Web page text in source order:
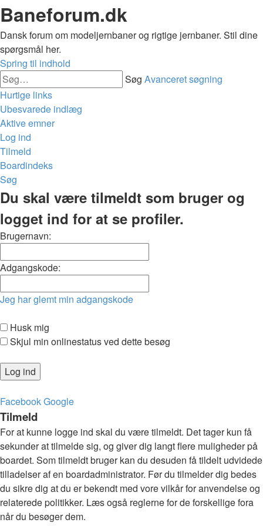
Baneforum.dk
Dansk forum om modeljernbaner og rigtige jernbaner. Stil dine
spørgsmål her.
Spring til indhold
Søg Avanceret søgning
Hurtige links
Ubesvarede indlæg
Aktive emner
Log ind
Tilmeld
Boardindeks
Søg
Du skal være tilmeldt som bruger og
logget ind for at se profiler.
Brugernavn:
Adgangskode:
Jeg har glemt min adgangskode
Husk mig
Skjul min onlinestatus ved dette besøg
FacebookGoogle
Tilmeld
For at kunne logge ind skal du være tilmeldt. Det tager kun få
sekunder at tilmelde sig, og giver dig langt flere muligheder på
boardet. Som tilmeldt bruger kan du desuden få tildelt udvidede
tilladelser af en boardadministrator. Før du tilmelder dig bedes
du sikre dig at du er bekendt med vore vilkår for anvendelse og
relaterede politikker. Læs også reglerne for de forskellige fora
når du besøger dem.